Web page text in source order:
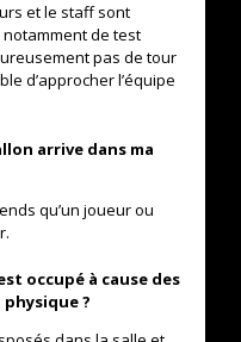
et le staff sont
de test
pas de tour
d’approcher l’équipe
arrive dans ma
qu’un joueur ou
occupé à cause des
?